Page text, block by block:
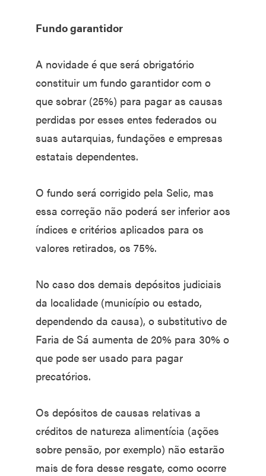
Fundo garantidor
A novidade é que será obrigatório
constituir um fundo garantidor com o
que sobrar (25%) para pagar as causas
perdidas por esses entes federados ou
suas autarquias, fundações e empresas
estatais dependentes.
O fundo será corrigido pela Selic, mas
essa correção não poderá ser inferior aos
índices e critérios aplicados para os
valores retirados, os 75%.
No caso dos demais depósitos judiciais
da localidade (município ou estado,
dependendo da causa), o substitutivo de
Faria de Sá aumenta de 20% para 30% o
que pode ser usado para pagar
precatórios.
Os depósitos de causas relativas a
créditos de natureza alimentícia (ações
sobre pensão, por exemplo) não estarão
mais de fora desse resgate, como ocorre